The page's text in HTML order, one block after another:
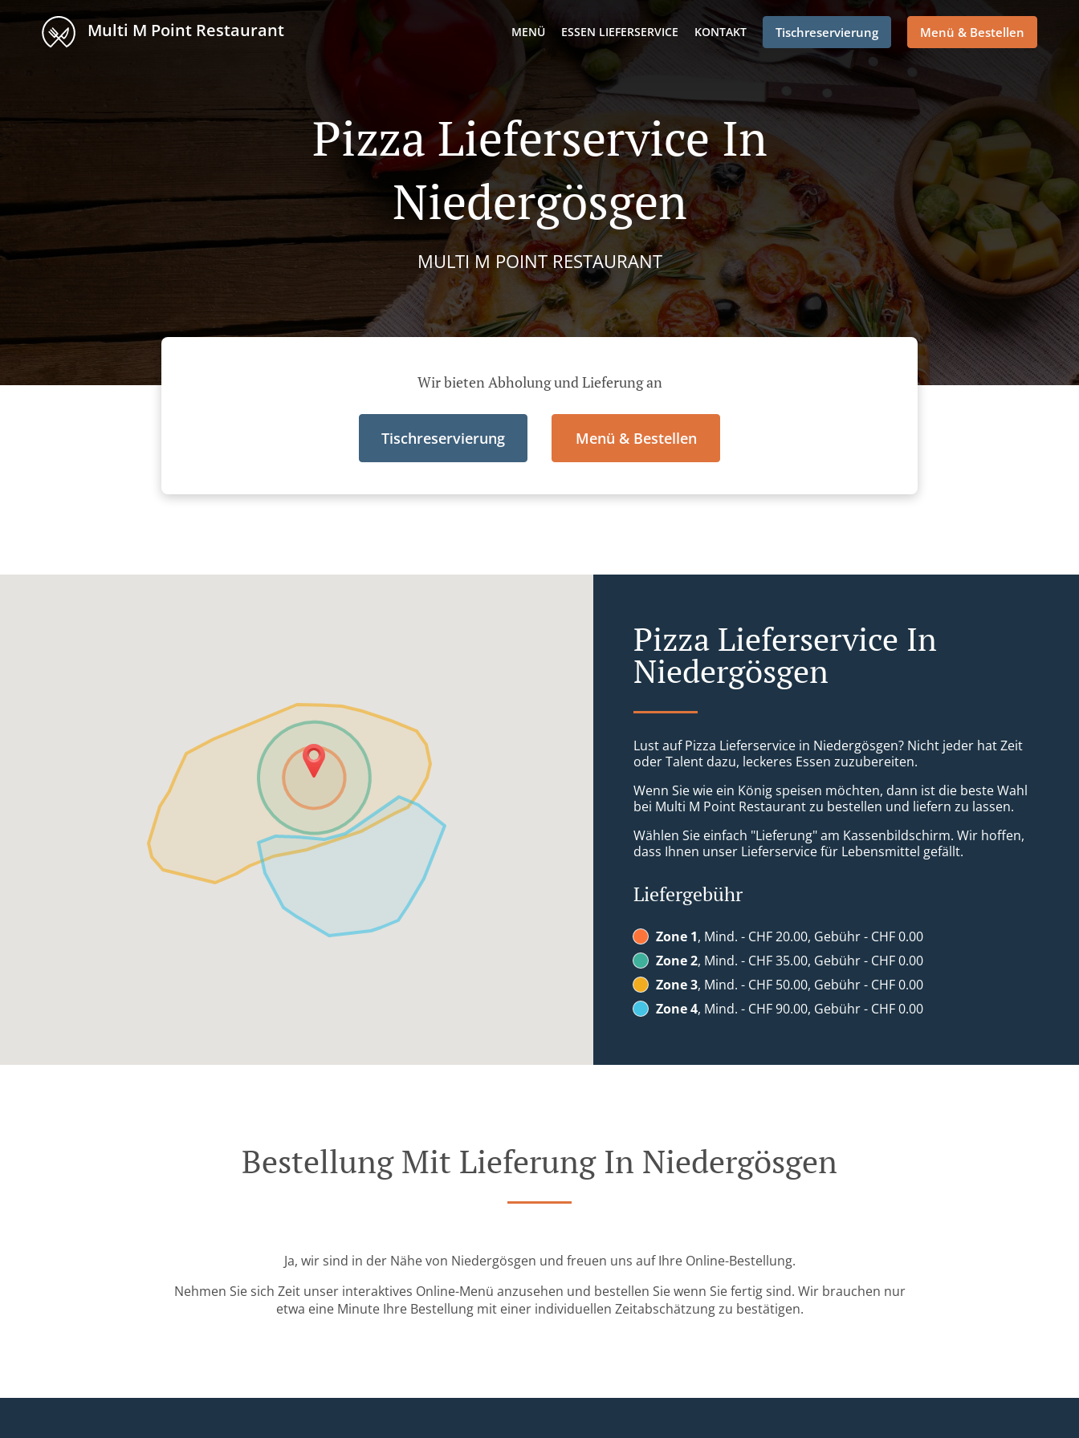
Multi M Point Restaurant MENÜ ESSEN LIEFERSERVICE KONTAKT Tischreservierung Menü & Bestellen
Pizza Lieferservice In
Niedergösgen
MULTI M POINT RESTAURANT
Wir bieten Abholung und Lieferung an
Tischreservierung Menü & Bestellen
Pizza Lieferservice In
Niedergösgen
Lust auf Pizza Lieferservice in Niedergösgen? Nicht jeder hat Zeit
oder Talent dazu, leckeres Essen zuzubereiten.
Wenn Sie wie ein König speisen möchten, dann ist die beste Wahl
bei Multi M Point Restaurant zu bestellen und liefern zu lassen.
Wählen Sie einfach "Lieferung" am Kassenbildschirm. Wir hoffen,
dass Ihnen unser Lieferservice für Lebensmittel gefällt.
Liefergebühr
Zone 1, Mind. - CHF 20.00, Gebühr - CHF 0.00
Zone 2, Mind. - CHF 35.00, Gebühr - CHF 0.00
Zone 3, Mind. - CHF 50.00, Gebühr - CHF 0.00
Zone 4, Mind. - CHF 90.00, Gebühr - CHF 0.00
Bestellung Mit Lieferung In Niedergösgen
Ja, wir sind in der Nähe von Niedergösgen und freuen uns auf Ihre Online-Bestellung.
Nehmen Sie sich Zeit unser interaktives Online-Menü anzusehen und bestellen Sie wenn Sie fertig sind. Wir brauchen nur
etwa eine Minute Ihre Bestellung mit einer individuellen Zeitabschätzung zu bestätigen.